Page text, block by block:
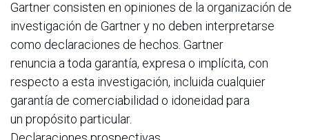
Gartner consisten en opiniones de la organización de
investigación de Gartner y no deben interpretarse
como declaraciones de hechos. Gartner
renuncia a toda garantía, expresa o implícita, con
respecto a esta investigación, incluida cualquier
garantía de comerciabilidad o idoneidad para
un propósito particular.